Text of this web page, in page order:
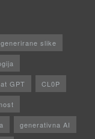
slike
GPT CL0P
generativna AI